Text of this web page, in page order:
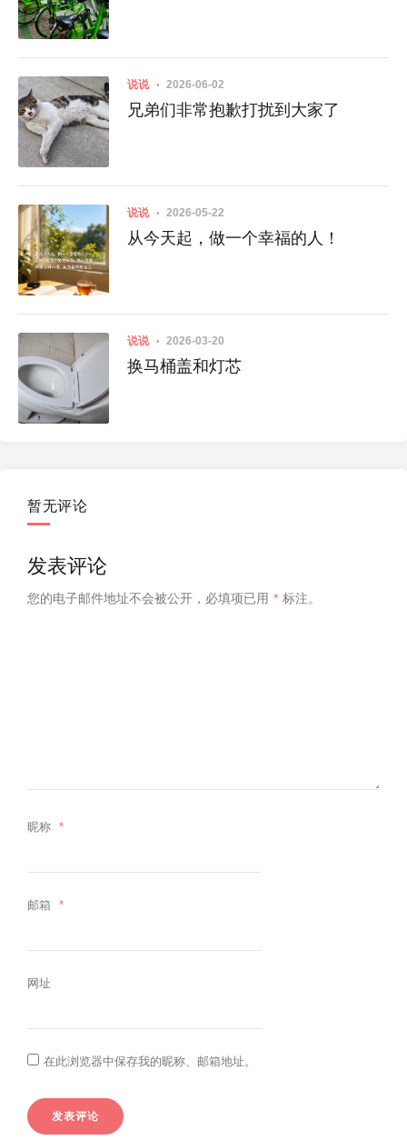
说说 2026-06-02
兄弟们非常抱歉打扰到大家了
说说 2026-05-22
从今天起，做一个幸福的人！
说说 2026-03-20
换马桶盖和灯芯
暂无评论
发表评论
您的电子邮件地址不会被公开， 必填项已用 * 标注。
昵称 *
邮箱 *
网址
在此浏览器中保存我的昵称、邮箱地址。